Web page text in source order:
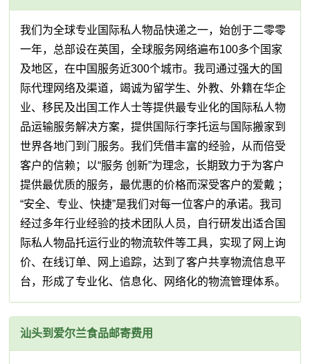
我们为全球专业国际私人物品快递之一，始创于二零零
一年，总部设在英国，全球服务网络遍布100多个国家
及地区，在中国服务近300个城市。我司通过强大的国
际代理网络及渠道，竭诚为留学生、外教、外籍在华企
业、移民及出国工作人士等提供最专业化的国际私人物
品运输服务解决方案，提供国际行李托运与国际搬家到
世界各地门到门服务。我们凭借丰富的经验，从而倍受
客户的信赖；以“服务 创新”为理念，长期致力于为客户
提供最优质的服务，最优惠的价格而深受客户的爱戴 ；
“安全、专业、快捷”是我们对每一位客户的承诺。我司
经过多年行业经验的技术团队人员，自行研发出适合国
际私人物品托运行业的物流软件等工具，实现了网上询
价、在线订单、网上追踪，达到了客户共享物流信息平
台，形成了专业化、信息化、网络化的物流管理体系。
汕头到爱尔兰食品邮寄费用